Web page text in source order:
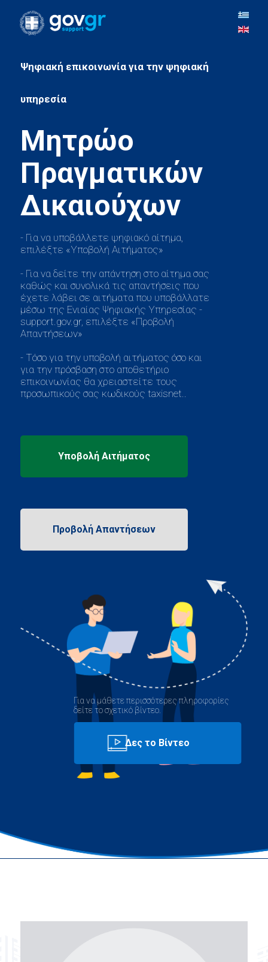
Ψηφιακή επικοινωνία για την ψηφιακή
Μητρώο
Πραγματικών
- Για να υποβάλλετε ψηφιακό αίτημα,
επιλέξτε «Υποβολή Αιτήματος»
- Για να δείτε την απάντηση στο αίτημα σας
καθώς και συνολικά τις απαντήσεις που
έχετε λάβει σε αιτήματα που υποβάλλατε
μέσω της Ενιαίας Ψηφιακής Υπηρεσίας -
support.gov.gr, επιλέξτε «Προβολή
Απαντήσεων»
- Τόσο για την υποβολή αιτήματος όσο και
για την πρόσβαση στο αποθετήριο
επικοινωνίας θα χρειαστείτε τους
προσωπικούς σας κωδικούς taxisnet..
Για να μάθετε περισσότερες πληροφορίες
δείτε το σχετικό βίντεο.